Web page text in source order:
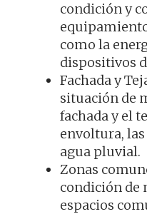
condición y
como la
dispositivos
Fachada y
situación de
fachada y el
envoltura, las
agua pluvial.
Zonas
condición de
espacios